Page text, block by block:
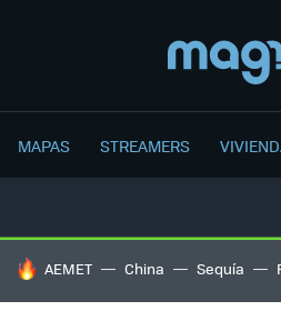
MAPAS STREAMERS
HOY SE HABLA DE
AEMET China Sequía